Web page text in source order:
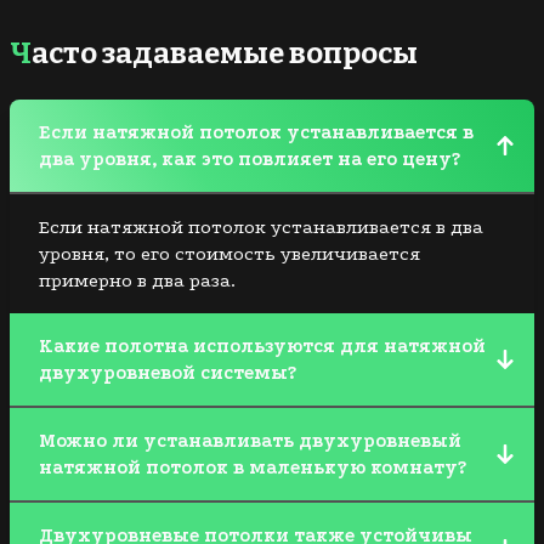
Часто задаваемые вопросы
Если натяжной потолок устанавливается в
два уровня, как это повлияет на его цену?
Если натяжной потолок устанавливается в два
уровня, то его стоимость увеличивается
примерно в два раза.
Какие полотна используются для натяжной
двухуровневой системы?
быть как ПВХ-пленка, так и тканевые покрытия.
Единственное, что нужно учесть, для потолка со
светодиодной подсветкой, которая будет
установлена за полотном, важно, чтобы оно
Можно ли устанавливать двухуровневый
натяжной потолок в маленькую комнату?
Двухуровневые потолки также устойчивы